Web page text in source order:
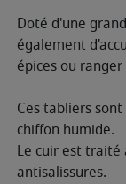
Doté d'une
également
épices ou
Ces tabliers
chiffon humide.
Le cuir est
antisalissures.